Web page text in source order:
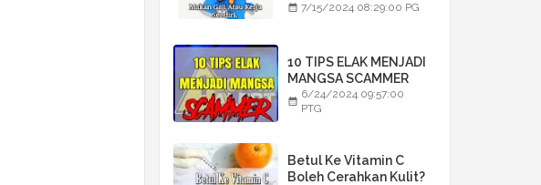
7/15/2024 08:29:00 PG
10 TIPS ELAK MENJADI
MANGSA SCAMMER
6/24/2024 09:57:00
PTG
Betul Ke Vitamin C
Boleh Cerahkan Kulit?